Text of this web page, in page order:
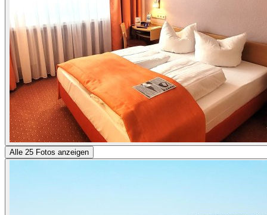
Alle 25 Fotos anzeigen